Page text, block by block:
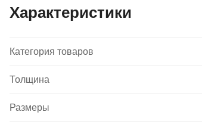
Характеристики
Категория товаров
Толщина
Размеры